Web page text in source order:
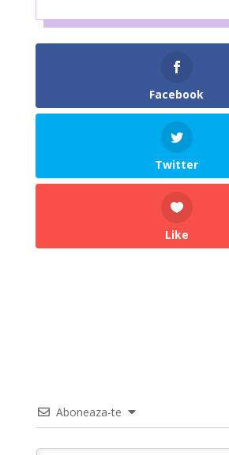
Facebook
Twitter
Like
Aboneaza-te